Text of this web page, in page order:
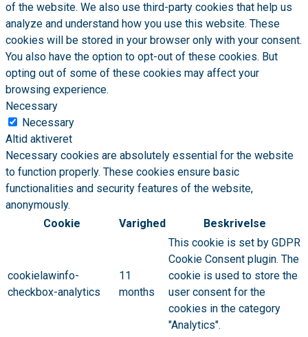
of the website. We also use third-party cookies that help us
analyze and understand how you use this website. These
cookies will be stored in your browser only with your consent.
You also have the option to opt-out of these cookies. But
opting out of some of these cookies may affect your
browsing experience.
Necessary
Necessary
Altid aktiveret
Necessary cookies are absolutely essential for the website
to function properly. These cookies ensure basic
functionalities and security features of the website,
anonymously.
Cookie
Varighed Beskrivelse
cookielawinfo-
checkbox-analytics
11
months
This cookie is set by GDPR
Cookie Consent plugin. The
cookie is used to store the
user consent for the
cookies in the category
"Analytics".